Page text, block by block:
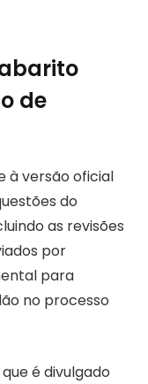
de
à versão oficial
do
as revisões
por
para
no processo
é divulgado